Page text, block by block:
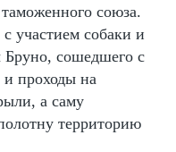
союза.
участием собаки и
сошедшего с
и проходы на
а саму
территорию